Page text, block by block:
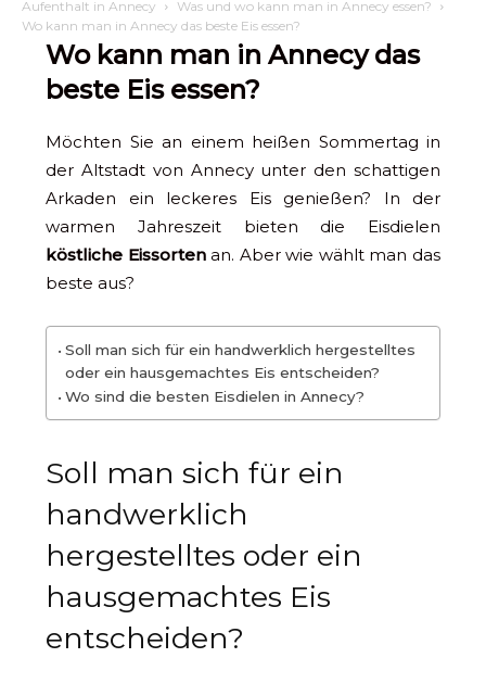
Aufenthalt in Annecy
Was und wo kann man in Annecy essen?
Wo kann man in Annecy das beste Eis essen?
Wo kann man in Annecy das
beste Eis essen?
Möchten Sie an einem heißen Sommertag in
der Altstadt von Annecy unter den schattigen
Arkaden ein leckeres Eis genießen? In der
warmen Jahreszeit bieten die Eisdielen
köstliche Eissortenan. Aber wie wählt man das
beste aus?
Soll man sich für ein handwerklich hergestelltes
oder ein hausgemachtes Eis entscheiden?
Wo sind die besten Eisdielen in Annecy?
Soll man sich für ein
handwerklich
hergestelltes oder ein
hausgemachtes Eis
entscheiden?